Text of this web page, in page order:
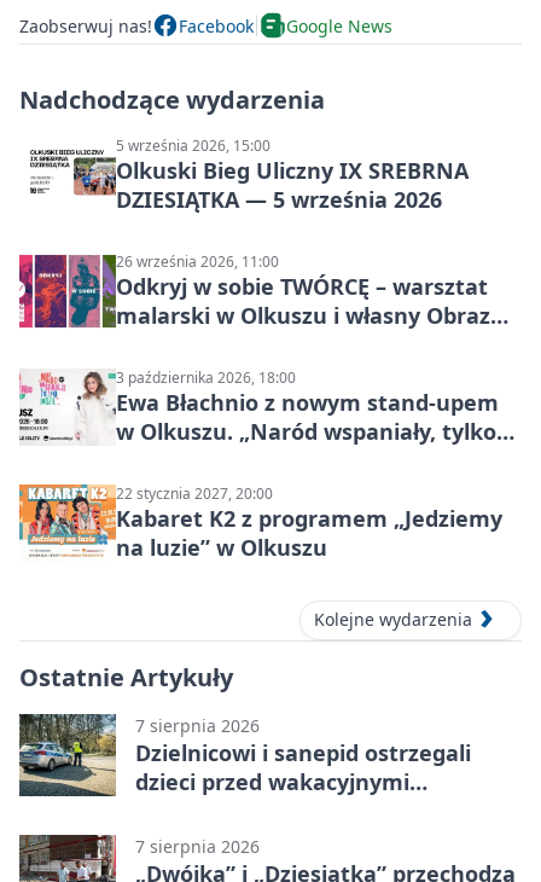
Zaobserwuj nas! Facebook Google News
Nadchodzące wydarzenia
5 września 2026, 15:00
Olkuski Bieg Uliczny IX SREBRNA
DZIESIĄTKA — 5 września 2026
26 września 2026, 11:00
Odkryj w sobie TWÓRCĘ – warsztat
malarski w Olkuszu i własny Obraz
3 października 2026, 18:00
Ewa Błachnio z nowym stand-upem
w Olkuszu. „Naród wspaniały, tylko
22 stycznia 2027, 20:00
Kabaret K2 z programem „Jedziemy
na luzie” w Olkuszu
Kolejne wydarzenia
Ostatnie Artykuły
7 sierpnia 2026
Dzielnicowi i sanepid ostrzegali
dzieci przed wakacyjnymi
7 sierpnia 2026
„Dwójka” i „Dziesiątka” przechodzą